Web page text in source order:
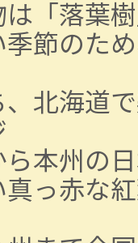
「落葉
節のた
北海道
本州の
っ赤な